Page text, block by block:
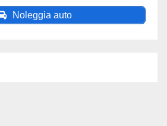
Noleggia auto